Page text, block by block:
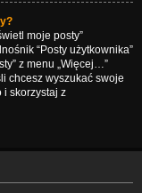
moje posty”
“Posty użytkownika”
z menu „Więcej…”
chcesz wyszukać swoje
i skorzystaj z